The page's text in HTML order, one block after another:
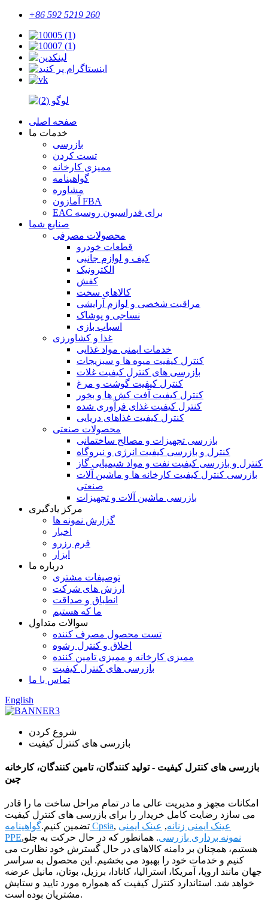
+86 592 5219 260
صفحه اصلی
خدمات ما
بازرسی
تست کردن
ممیزی کارخانه
گواهینامه
مشاوره
آمازون FBA
EAC برای فدراسیون روسیه
صنایع شما
محصولات مصرفی
قطعات خودرو
کیف و لوازم جانبی
الکترونیک
کفش
کالاهای سخت
مراقبت شخصی و لوازم آرایشی
نساجی و پوشاک
اسباب بازی
غذا و کشاورزی
خدمات ایمنی مواد غذایی
کنترل کیفیت میوه ها و سبزیجات
بازرسی های کنترل کیفیت غلات
کنترل کیفیت گوشت و مرغ
کنترل کیفیت آفت کش ها و بخور
کنترل کیفیت غذای فرآوری شده
کنترل کیفیت غذاهای دریایی
محصولات صنعتی
بازرسی تجهیزات و مصالح ساختمانی
کنترل و بازرسی کیفیت انرژی و نیروگاه
کنترل و بازرسی کیفیت نفت و مواد شیمیایی گاز
بازرسی کنترل کیفیت کارخانه ها و ماشین آلات
صنعتی
بازرسی ماشین آلات و تجهیزات
مرکز یادگیری
گزارش نمونه ها
اخبار
فرم رزرو
ابزار
درباره ما
توصیفات مشتری
ارزش های شرکت
انطباق و صداقت
ما که هستیم
سوالات متداول
تست محصول مصرف کننده
اخلاق و کنترل رشوه
ممیزی کارخانه و ممیزی تامین کننده
بازرسی های کنترل کیفیت
تماس با ما
English
شروع کردن
بازرسی های کنترل کیفیت
بازرسی های کنترل کیفیت - تولید کنندگان، تامین کنندگان، کارخانه
چین
امکانات مجهز و مدیریت عالی ما در تمام مراحل ساخت ما را قادر
می سازد رضایت کامل خریدار را برای بازرسی های کنترل کیفیت
تضمین کنیم. گواهینامه Cpsia, عینک ایمنی زنانه, عینک ایمنی
PPE, نمونه برداری بازرسی. همانطور که در حال حرکت به جلو
هستیم، همچنان بر دامنه کالاهای در حال گسترش خود نظارت می
کنیم و خدمات خود را بهبود می بخشیم. این محصول به سراسر
جهان مانند اروپا، آمریکا، استرالیا، کانادا، برزیل، بوتان، مانیل عرضه
خواهد شد. استاندارد کنترل کیفیت که همواره مورد تایید و ستایش
مشتریان بوده است.